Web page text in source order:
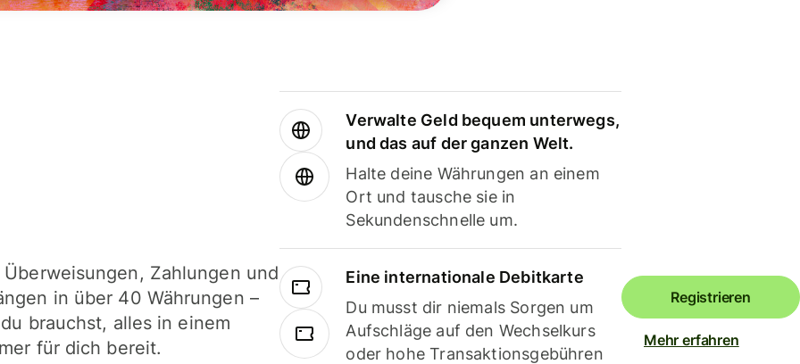
Zahlungen und
in über 40 Währungen –
brauchst, alles in einem
für dich bereit.
Verwalte Geld bequem unterwegs,
und das auf der ganzen Welt.
Halte deine Währungen an einem
Ort und tausche sie in
Sekundenschnelle um.
Eine internationale Debitkarte
Du musst dir niemals Sorgen um
Aufschläge auf den Wechselkurs
oder hohe Transaktionsgebühren
Registrieren
Mehr erfahren